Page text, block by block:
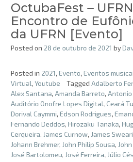
OctubaFest –
Encontro de
da UFRN [Evento]
Posted on 28 de outubro de 2021 by
Posted in 2021, Evento, Eventos
Virtual, Youtube Tagged Adalberto
Alex Santana, Amanda Barreto,
Auditório Onofre Lopes Digital, Ceará
Dorival Caymmi, Edson Rodrigues,
Fernando Deddos, Hirozaku Tanaka,
Cerqueira, James Curnow, James
Johann Brehmer, John Philip Sousa,
José Bartolomeu, José Ferreira, Júlio